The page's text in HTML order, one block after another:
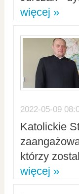
więcej »
2022-05-09
Katolickie
którzy
więcej »